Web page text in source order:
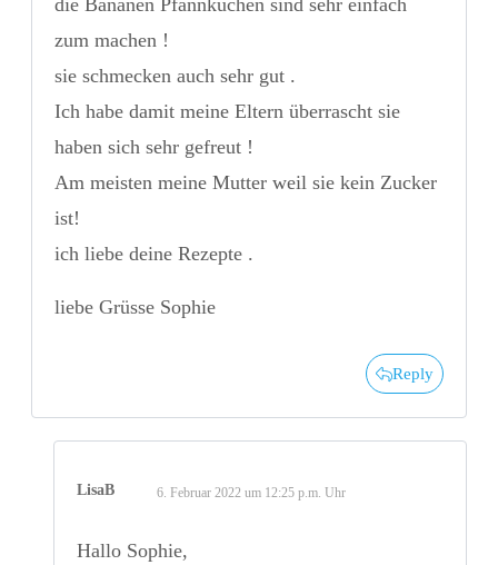
zum machen !
sie schmecken auch sehr gut .
Ich habe damit meine Eltern überrascht sie
haben sich sehr gefreut !
Am meisten meine Mutter weil sie kein Zucker
ist!
ich liebe deine Rezepte .
liebe Grüsse Sophie
Reply
LisaB 6. Februar 2022 um 12:25 p.m. Uhr
Hallo Sophie,